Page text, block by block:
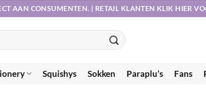
AAN CONSUMENTEN. | RETAIL KLANTEN KLIK HIER
Squishys Sokken Paraplu’s Fans